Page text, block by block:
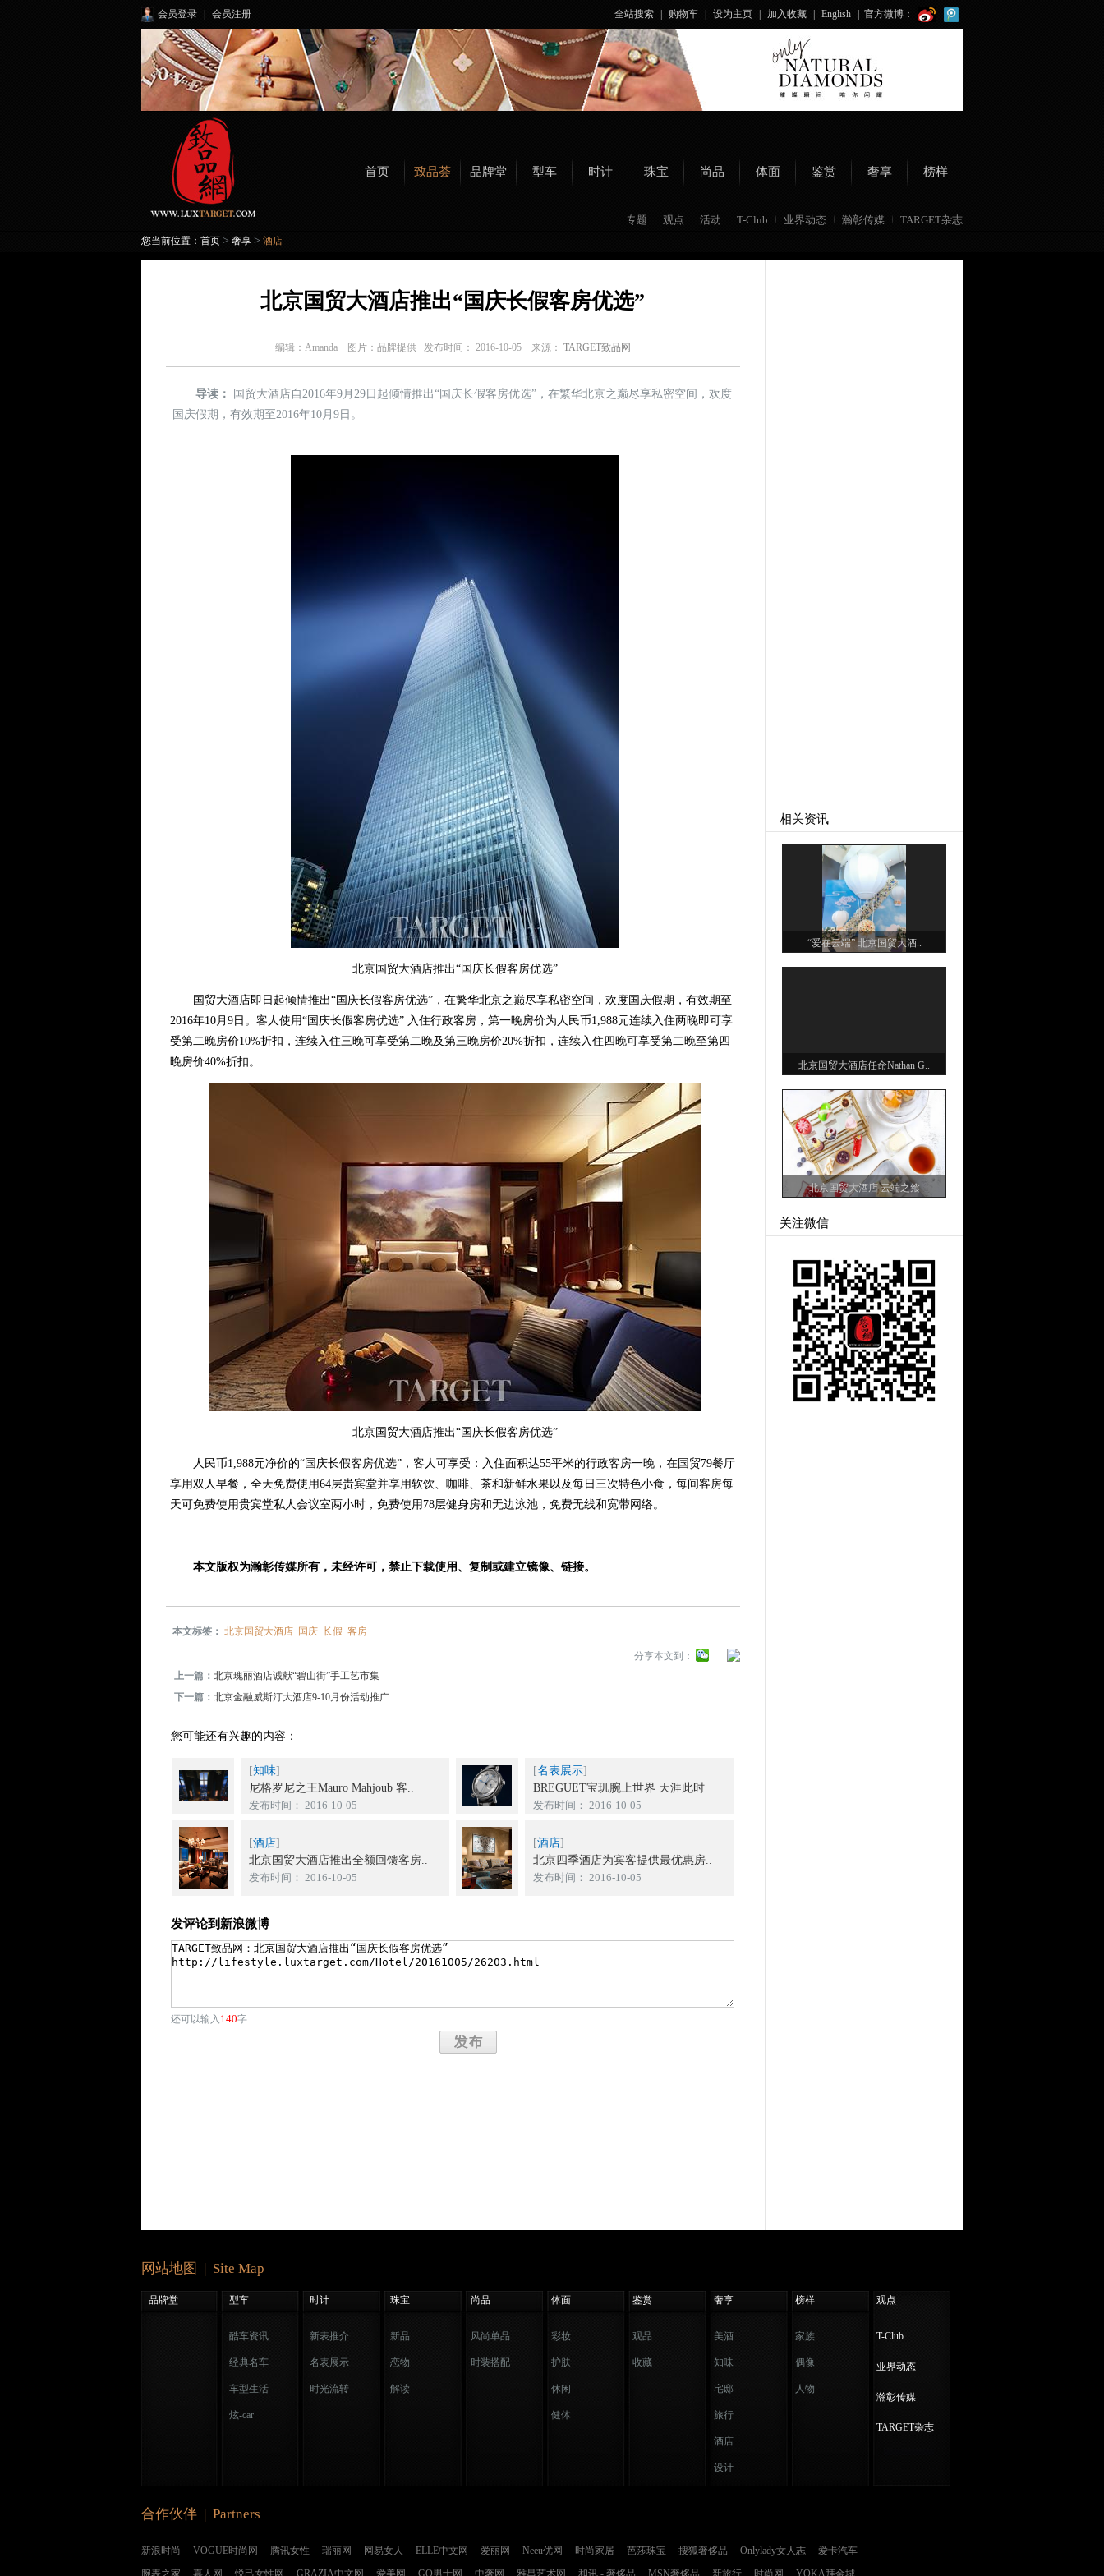
会员登录 会员注册 全站搜索 购物车 设为主页 加入收藏 English 官方微博：
首页 致品荟 品牌堂 型车 时计 珠宝 尚品 体面 鉴赏 奢享 榜样
专题 观点 活动 T-Club 业界动态 瀚彰传媒 TARGET杂志
您当前位置： 首页 > 奢享 > 酒店
北京国贸大酒店推出“国庆长假客房优选”
编辑： Amanda 图片：品牌提供 发布时间： 2016-10-05 来源： TARGET致品网
导读：
国贸大酒店自2016年9月29日起倾情推出“国庆长假客房优选”，在繁华北京之巅尽享私密空间，欢度
国庆假期，有效期至2016年10月9日。
北京国贸大酒店推出“国庆长假客房优选”
国贸大酒店即日起倾情推出“国庆长假客房优选”，在繁华北京之巅尽享私密空间，欢度国庆假期，有效期至
2016年10月9日。客人使用“国庆长假客房优选” 入住行政客房，第一晚房价为人民币1,988元连续入住两晚即可享
受第二晚房价10%折扣，连续入住三晚可享受第二晚及第三晚房价20%折扣，连续入住四晚可享受第二晚至第四
晚房价40%折扣。
北京国贸大酒店推出“国庆长假客房优选”
人民币1,988元净价的“国庆长假客房优选”，客人可享受：入住面积达55平米的行政客房一晚，在国贸79餐厅
享用双人早餐，全天免费使用64层贵宾堂并享用软饮、咖啡、茶和新鲜水果以及每日三次特色小食，每间客房每
天可免费使用贵宾堂私人会议室两小时，免费使用78层健身房和无边泳池，免费无线和宽带网络。
本文版权为瀚彰传媒所有，未经许可，禁止下载使用、复制或建立镜像、链接。
本文标签：北京国贸大酒店 国庆 长假 客房
分享本文到：
上一篇：北京瑰丽酒店诚献“碧山街”手工艺市集
下一篇：北京金融威斯汀大酒店9-10月份活动推广
您可能还有兴趣的内容：
[知味]
尼格罗尼之王Mauro Mahjoub 客..
发布时间： 2016-10-05
[名表展示]
BREGUET宝玑腕上世界 天涯此时
发布时间： 2016-10-05
[酒店]
北京国贸大酒店推出全额回馈客房..
发布时间： 2016-10-05
[酒店]
北京四季酒店为宾客提供最优惠房..
发布时间： 2016-10-05
发评论到新浪微博
还可以输入 140字
相关资讯
“爱在云端” 北京国贸大酒..
北京国贸大酒店任命Nathan G..
北京国贸大酒店 云端之飨
关注微信
网站地图 | Site Map
品牌堂 型车 时计 珠宝 尚品 体面 鉴赏 奢享 榜样 观点
酷车资讯
经典名车
车型生活
炫-car
新表推介
名表展示
时光流转
新品
恋物
解读
风尚单品
时装搭配
彩妆
护肤
休闲
健体
观品
收藏
美酒
知味
宅邸
旅行
酒店
设计
家族
偶像
人物
T-Club
业界动态
瀚彰传媒
TARGET杂志
合作伙伴 | Partners
新浪时尚 VOGUE时尚网 腾讯女性 瑞丽网 网易女人 ELLE中文网 爱丽网 Neeu优网 时尚家居 芭莎珠宝 搜狐奢侈品 Onlylady女人志
爱卡汽车
腕表之家
嘉人网 悦己女性网 GRAZIA中文网 爱美网 GQ男士网 中奢网 雅昌艺术网 和讯 - 奢侈品 MSN奢侈品 新旅行 时尚网 YOKA拜金城